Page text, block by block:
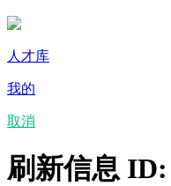
人才库
我的
取消
刷新信息 ID: